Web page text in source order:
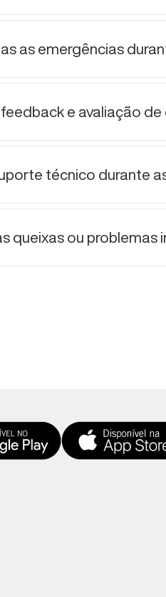
as emergências
e avaliação
técnico durante
queixas ou problemas